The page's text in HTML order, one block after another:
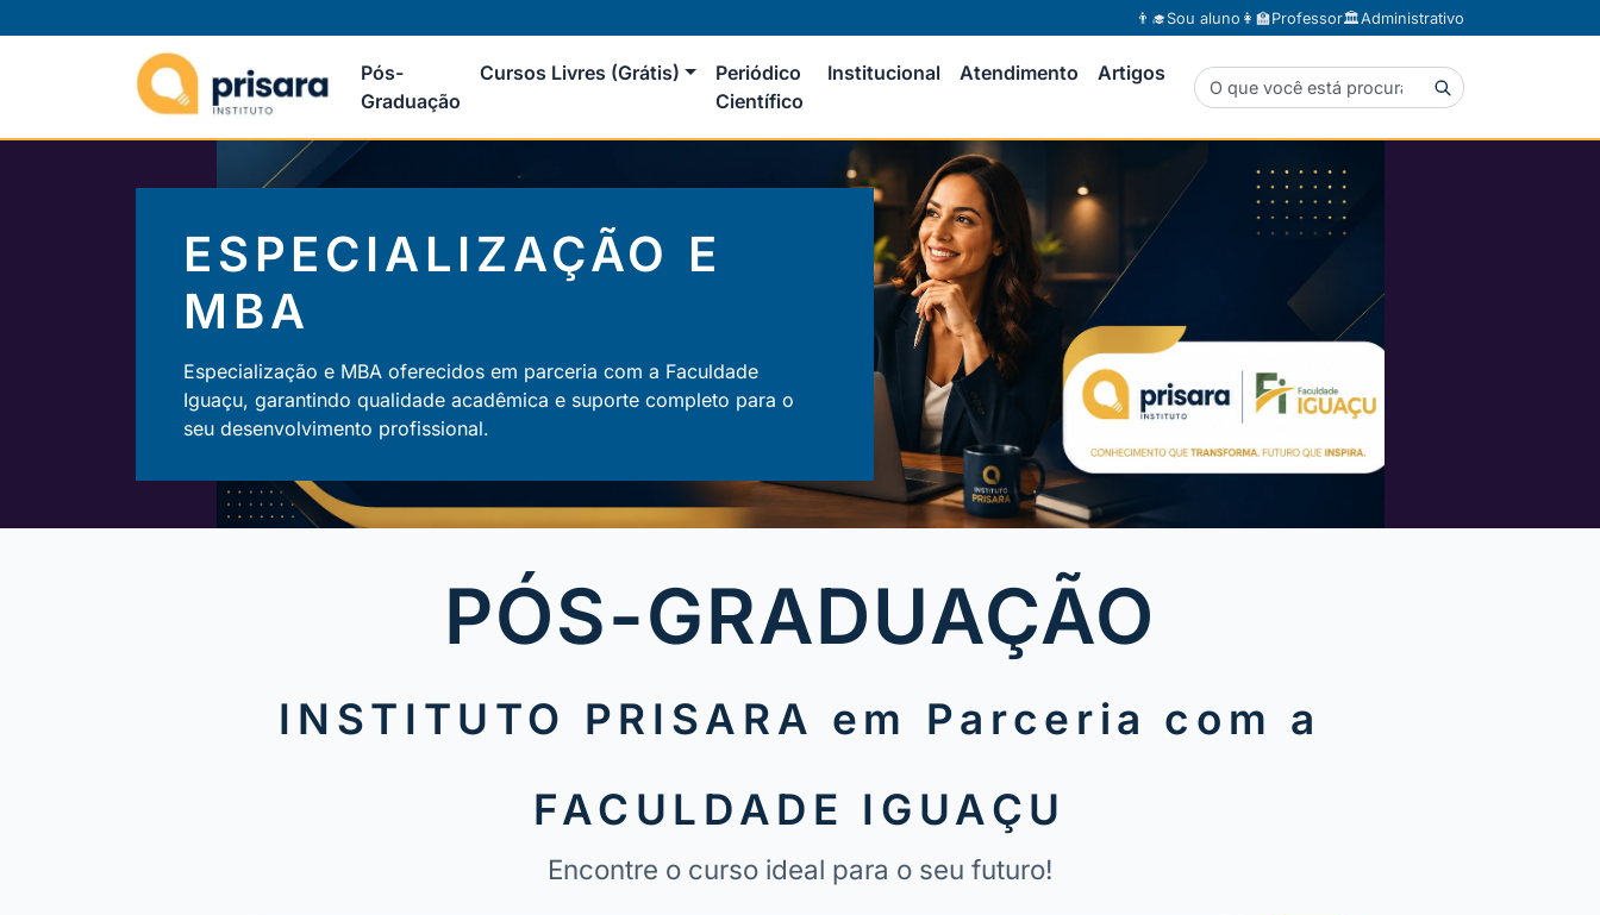
👨‍🎓Sou aluno 👩‍🏫Professor🏛️Administrativo
Pós-
Graduação
Cursos Livres (Grátis)
Periódico
Científico
Institucional Atendimento Artigos
ESPECIALIZAÇÃO E
MBA
Especialização e MBA oferecidos em parceria com a Faculdade
Iguaçu, garantindo qualidade acadêmica e suporte completo para o
seu desenvolvimento profissional.
PÓS-GRADUAÇÃO
INSTITUTO PRISARA em Parceria com a
FACULDADE IGUAÇU
Encontre o curso ideal para o seu futuro!